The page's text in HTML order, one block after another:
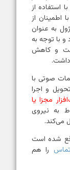
استفاده از
اطمینان از
به عنوان
و با توجه به
و کاهش
داشت.
صوتی با
و اجرا
مجزا یا
به نیروی
می‌کند.
شده است
را هم